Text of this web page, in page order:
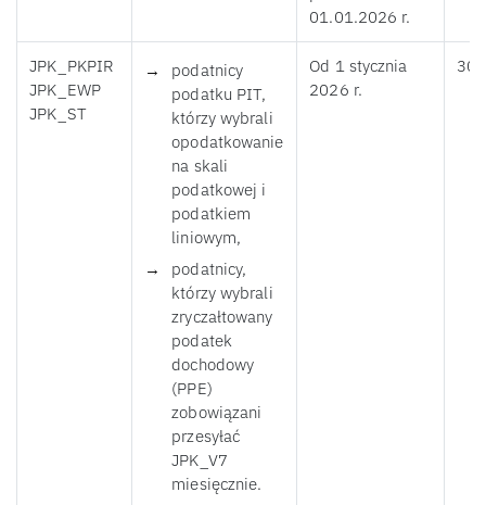
01.01.2026 r.
JPK_PKPIR
JPK_EWP
JPK_ST
podatnicy
podatku PIT,
którzy wybrali
opodatkowanie
na skali
podatkowej i
podatkiem
liniowym,
podatnicy,
którzy wybrali
zryczałtowany
podatek
dochodowy
(PPE)
zobowiązani
przesyłać
JPK_V7
miesięcznie.
Od 1 stycznia
2026 r.
30